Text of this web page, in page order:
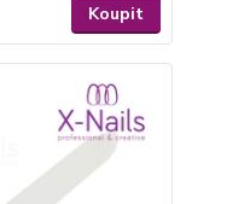
Koupit